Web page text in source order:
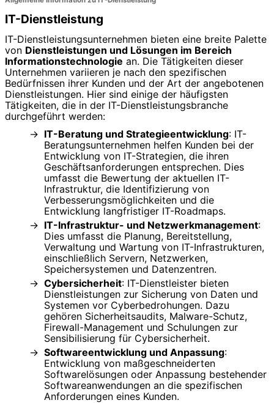
IT-Dienstleistung
IT-Dienstleistungsunternehmen bieten eine breite Palette
von Dienstleistungen und Lösungen im Bereich
Informationstechnologie an. Die Tätigkeiten dieser
Unternehmen variieren je nach den spezifischen
Bedürfnissen ihrer Kunden und der Art der angebotenen
Dienstleistungen. Hier sind einige der häufigsten
Tätigkeiten, die in der IT-Dienstleistungsbranche
durchgeführt werden:
IT-Beratung und Strategieentwicklung: IT-
Beratungsunternehmen helfen Kunden bei der
Entwicklung von IT-Strategien, die ihren
Geschäftsanforderungen entsprechen. Dies
umfasst die Bewertung der aktuellen IT-
Infrastruktur, die Identifizierung von
Verbesserungsmöglichkeiten und die
Entwicklung langfristiger IT-Roadmaps.
IT-Infrastruktur- und Netzwerkmanagement:
Dies umfasst die Planung, Bereitstellung,
Verwaltung und Wartung von IT-Infrastrukturen,
einschließlich Servern, Netzwerken,
Speichersystemen und Datenzentren.
Cybersicherheit: IT-Dienstleister bieten
Dienstleistungen zur Sicherung von Daten und
Systemen vor Cyberbedrohungen. Dazu
gehören Sicherheitsaudits, Malware-Schutz,
Firewall-Management und Schulungen zur
Sensibilisierung für Cybersicherheit.
Softwareentwicklung und Anpassung:
Entwicklung von maßgeschneiderten
Softwarelösungen oder Anpassung bestehender
Softwareanwendungen an die spezifischen
Anforderungen eines Kunden.